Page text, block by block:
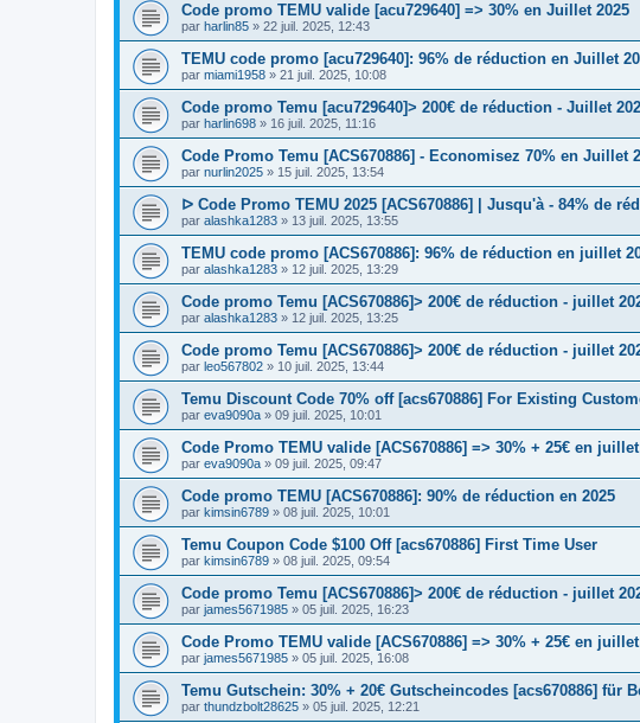
Code promo TEMU valide [acu729640] => 30% en Juillet 2025
par harlin85 » 22 juil. 2025, 12:43
TEMU code promo [acu729640]: 96% de réduction en Juillet
par miami1958 » 21 juil. 2025, 10:08
Code promo Temu [acu729640]> 200€ de réduction - Juillet
par harlin698 » 16 juil. 2025, 11:16
Code Promo Temu [ACS670886] - Economisez 70% en Juillet
par nurlin2025 » 15 juil. 2025, 13:54
ᐅ Code Promo TEMU 2025 [ACS670886] | Jusqu'à - 84% de
par alashka1283 » 13 juil. 2025, 13:55
TEMU code promo [ACS670886]: 96% de réduction en juillet
par alashka1283 » 12 juil. 2025, 13:29
Code promo Temu [ACS670886]> 200€ de réduction - juillet
par alashka1283 » 12 juil. 2025, 13:25
Code promo Temu [ACS670886]> 200€ de réduction - juillet
par leo567802 » 10 juil. 2025, 13:44
Temu Discount Code 70% off [acs670886] For Existing
par eva9090a » 09 juil. 2025, 10:01
Code Promo TEMU valide [ACS670886] => 30% + 25€ en juillet
par eva9090a » 09 juil. 2025, 09:47
Code promo TEMU [ACS670886]: 90% de réduction en 2025
par kimsin6789 » 08 juil. 2025, 10:01
Temu Coupon Code $100 Off [acs670886] First Time User
par kimsin6789 » 08 juil. 2025, 09:54
Code promo Temu [ACS670886]> 200€ de réduction - juillet
par james5671985 » 05 juil. 2025, 16:23
Code Promo TEMU valide [ACS670886] => 30% + 25€ en juillet
par james5671985 » 05 juil. 2025, 16:08
Temu Gutschein: 30% + 20€ Gutscheincodes [acs670886] für
par thundzbolt28625 » 05 juil. 2025, 12:21